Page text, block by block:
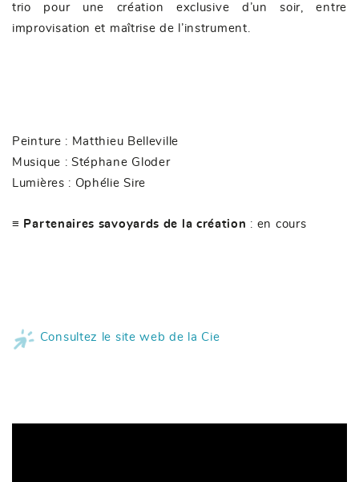
trio pour une création exclusive d’un soir, entre
improvisation et maîtrise de l’instrument.
Peinture : Matthieu Belleville
Musique : Stéphane Gloder
Lumières : Ophélie Sire
≡ Partenaires savoyards de la création : en cours
Consultez le site web de la Cie